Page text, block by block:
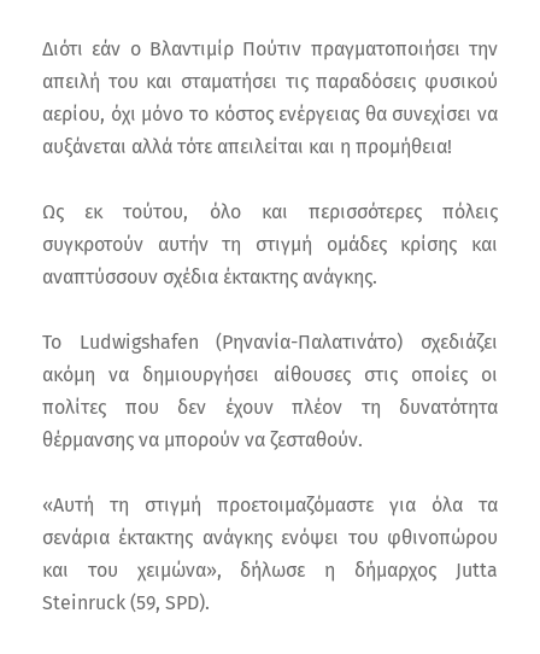
Διότι εάν ο Βλαντιμίρ Πούτιν πραγματοποιήσει την
απειλή του και σταματήσει τις παραδόσεις φυσικού
αερίου, όχι μόνο το κόστος ενέργειας θα συνεχίσει να
αυξάνεται αλλά τότε απειλείται και η προμήθεια!
Ως εκ τούτου, όλο και περισσότερες πόλεις
συγκροτούν αυτήν τη στιγμή ομάδες κρίσης και
αναπτύσσουν σχέδια έκτακτης ανάγκης.
Το Ludwigshafen (Ρηνανία-Παλατινάτο) σχεδιάζει
ακόμη να δημιουργήσει αίθουσες στις οποίες οι
πολίτες που δεν έχουν πλέον τη δυνατότητα
θέρμανσης να μπορούν να ζεσταθούν.
«Αυτή τη στιγμή προετοιμαζόμαστε για όλα τα
σενάρια έκτακτης ανάγκης ενόψει του φθινοπώρου
και του χειμώνα», δήλωσε η δήμαρχος Jutta
Steinruck (59, SPD).